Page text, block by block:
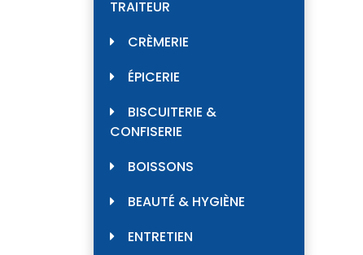
TRAITEUR
CRÈMERIE
ÉPICERIE
BISCUITERIE &
CONFISERIE
BOISSONS
BEAUTÉ & HYGIÈNE
ENTRETIEN